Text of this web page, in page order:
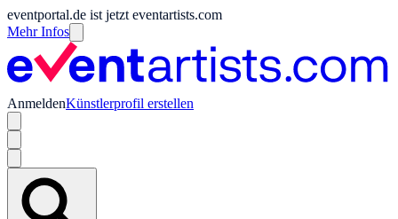
eventportal.de ist jetzt eventartists.com
Mehr Infos
AnmeldenKünstlerprofil erstellen